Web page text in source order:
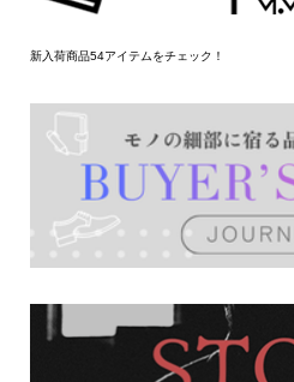
新入荷商品54アイテムをチェック！